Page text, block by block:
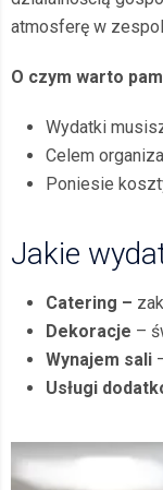
atmosferę w
O czym warto
Wydatki
Celem
Poniesie
Jakie
Catering –
Dekoracje –
Wynajem sali
Usługi